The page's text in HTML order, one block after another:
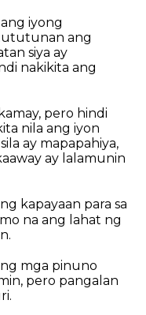
iyong
ang
siya ay
nakikita ang
pero hindi
nila ang iyon
ay mapapahiya,
ay lalamunin
kapayaan para sa
na ang lahat ng
mga pinuno
pero pangalan